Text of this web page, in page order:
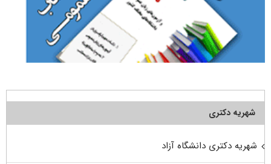
شهریه دکتری
شهریه دکتری دانشگاه آزاد